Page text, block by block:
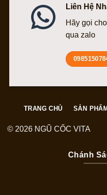
Liên Hệ
Hãy gọi
qua zalo
© 2026 NGŨ CỐC VITA
TRANG CHỦ SẢN PHẨM
Chánh